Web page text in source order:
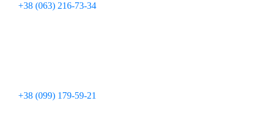
+38 (063) 216-73-34
+38 (099) 179-59-21